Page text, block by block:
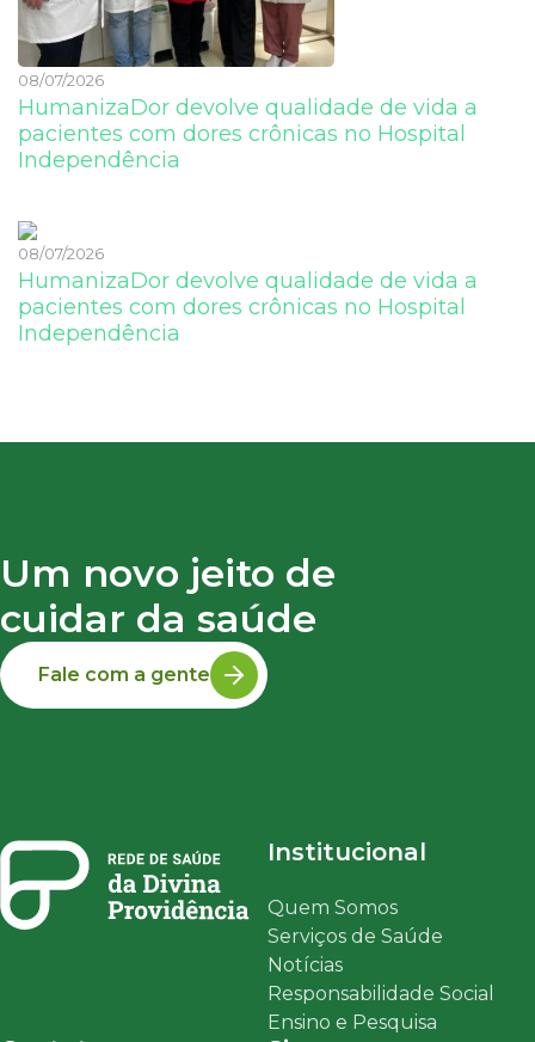
08/07/2026
HumanizaDor devolve qualidade de vida a
pacientes com dores crônicas no Hospital
Independência
08/07/2026
HumanizaDor devolve qualidade de vida a
pacientes com dores crônicas no Hospital
Independência
Um novo jeito de
cuidar da saúde
Fale com a gente
Institucional
Quem Somos
Serviços de Saúde
Notícias
Responsabilidade Social
Ensino e Pesquisa